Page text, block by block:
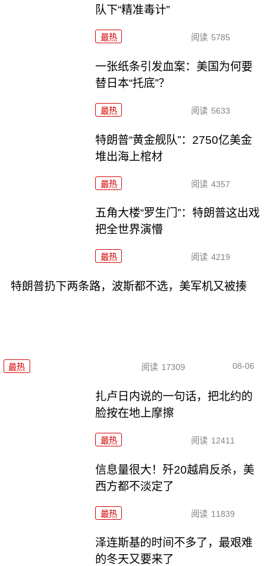
队下“精准毒计”
最热 阅读 5785
一张纸条引发血案：美国为何要
替日本“托底”？
最热 阅读 5633
特朗普“黄金舰队”：2750亿美金
堆出海上棺材
最热 阅读 4357
五角大楼“罗生门”：特朗普这出戏
把全世界演懵
最热 阅读 4219
特朗普扔下两条路，波斯都不选，美军机又被揍
最热 阅读 17309 08-06
扎卢日内说的一句话，把北约的
脸按在地上摩擦
最热 阅读 12411
信息量很大！歼20越肩反杀，美
西方都不淡定了
最热 阅读 11839
泽连斯基的时间不多了，最艰难
的冬天又要来了